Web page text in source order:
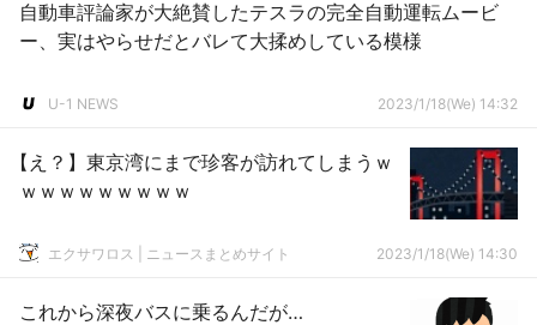
自動車評論家が大絶賛したテスラの完全自動運転ムービ
ー、実はやらせだとバレて大揉めしている模様
U-1 NEWS 2023/1/18(We) 14:32
【え？】東京湾にまで珍客が訪れてしまうｗ
ｗｗｗｗｗｗｗｗｗ
エクサワロス | ニュースまとめサイト 2023/1/18(We) 14:30
これから深夜バスに乗るんだが…